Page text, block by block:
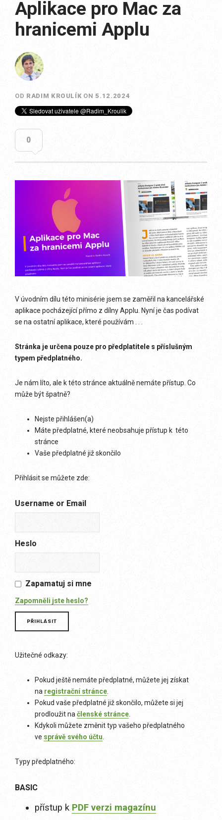
Aplikace pro Mac za
hranicemi Applu
OD RADIM KROULÍK ON5.12.2024
0
V úvodním dílu této minisérie jsem se zaměřil na kancelářské
aplikace pocházející přímo z dílny Applu. Nyní je čas podívat
se na ostatní aplikace, které používám . . .
Stránka je určena pouze pro předplatitele s příslušným
typem předplatného.
Je nám líto, ale k této stránce aktuálně nemáte přístup. Co
může být špatně?
Nejste přihlášen(a)
Máte předplatné, které neobsahuje přístup k této
stránce
Vaše předplatné již skončilo
Přihlásit se můžete zde:
Username or Email
Heslo
Zapamatuj si mne
Zapomněli jste heslo?
Užitečné odkazy:
Pokud ještě nemáte předplatné, můžete jej získat
na registrační stránce
Pokud vaše předplatné již skončilo, můžete si jej
prodloužit na členské stránce
Kdykoli můžete změnit typ vašeho předplatného
ve správě svého účtu
Typy předplatného:
BASIC
přístup k PDF verzi magazínu